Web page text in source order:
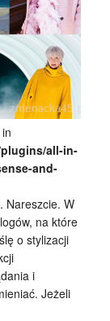
all-in-
and-
Nareszcie. W
na które
o stylizacji
i
Jeżeli